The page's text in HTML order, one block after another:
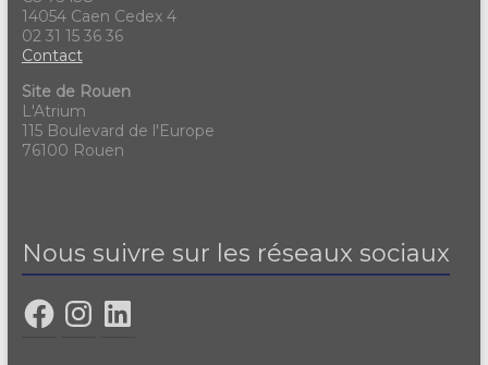
14054 Caen Cedex 4
02 31 15 36 36
Contact
Site de Rouen
L'Atrium
115 Boulevard de l'Europe
76100 Rouen
Nous suivre sur les réseaux sociaux